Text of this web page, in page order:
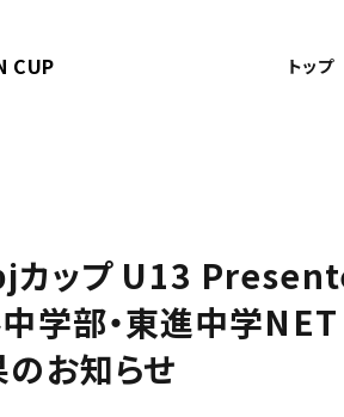
CUP トップ
カップ U13
学部・東進中学
お知らせ